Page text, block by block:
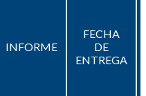
INFORME
FECHA
DE
ENTREGA